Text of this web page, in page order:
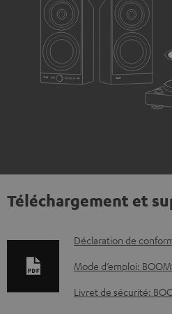
Téléchargement et
D
o
Déclaration de
Mode d’emploi:
Livret de sécurité: